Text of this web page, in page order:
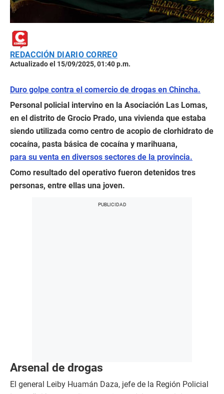
REDACCIÓN DIARIO CORREO
Actualizado el 15/09/2025, 01:40 p.m.
Duro golpe contra el comercio de drogas en Chincha.
Personal policial intervino en la Asociación Las Lomas,
en el distrito de Grocio Prado, una vivienda que estaba
siendo utilizada como centro de acopio de clorhidrato de
cocaína, pasta básica de cocaína y marihuana,
para su venta en diversos sectores de la provincia.
Como resultado del operativo fueron detenidos tres
personas, entre ellas una joven.
Arsenal de drogas
El general Leiby Huamán Daza, jefe de la Región Policial